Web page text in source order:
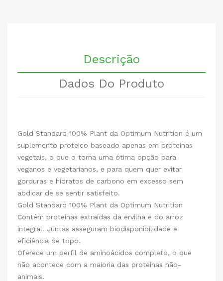
Descrição
Dados Do Produto
Gold Standard 100% Plant da Optimum Nutrition é um
suplemento proteico baseado apenas em proteínas
vegetais, o que o torna uma ótima opção para
veganos e vegetarianos, e para quem quer evitar
gorduras e hidratos de carbono em excesso sem
abdicar de se sentir satisfeito.
Gold Standard 100% Plant da Optimum Nutrition
Contém proteínas extraídas da ervilha e do arroz
integral. Juntas asseguram biodisponibilidade e
eficiência de topo.
Oferece um perfil de aminoácidos completo, o que
não acontece com a maioria das proteínas não-
animais.